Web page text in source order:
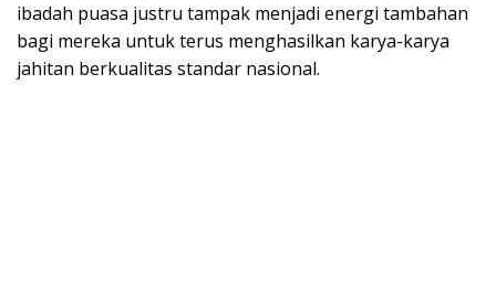
ibadah puasa justru tampak menjadi energi tambahan
bagi mereka untuk terus menghasilkan karya-karya
jahitan berkualitas standar nasional.